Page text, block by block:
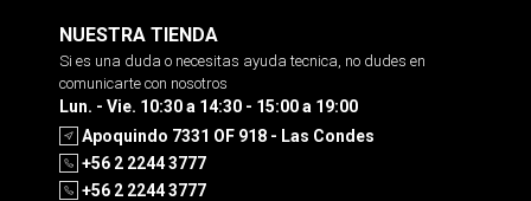
NUESTRA TIENDA
Si es una duda o necesitas ayuda tecnica, no dudes en
comunicarte con nosotros
Lun. - Vie. 10:30 a 14:30 - 15:00 a 19:00
Apoquindo 7331 OF 918 - Las Condes
+56 2 2244 3777
+56 2 2244 3777